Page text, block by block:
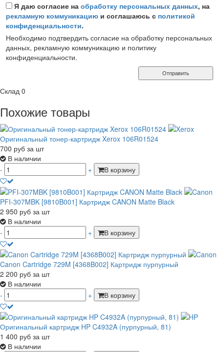
Я даю согласие на обработку персональных данных, на
рекламную коммуникацию и соглашаюсь с политикой
конфиденциальности.
Необходимо подтвердить согласие на обработку персональных
данных, рекламную коммуникацию и политику
конфиденциальности.
Отправить
Склад 0
Похожие товары
Оригинальный тонер-картридж Xerox 106R01524
700 руб за шт
В наличии
-
+ В корзину
PFI-307MBK [9810B001] Картридж CANON Matte Black
2 950 руб за шт
В наличии
-
+ В корзину
Canon Cartridge 729M [4368B002] Картридж пурпурный
2 200 руб за шт
В наличии
-
+ В корзину
Оригинальный картридж HP C4932A (пурпурный, 81)
1 400 руб за шт
В наличии